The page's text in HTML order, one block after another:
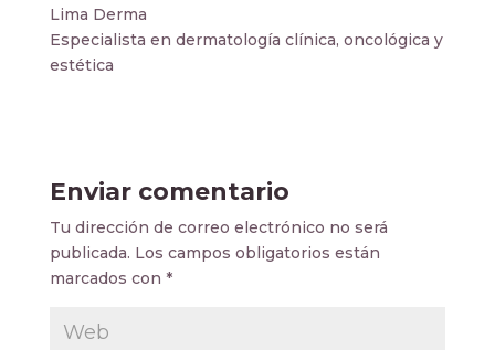
Lima Derma
Especialista en dermatología clínica, oncológica y
estética
Enviar comentario
Tu dirección de correo electrónico no será
publicada. Los campos obligatorios están
marcados con *